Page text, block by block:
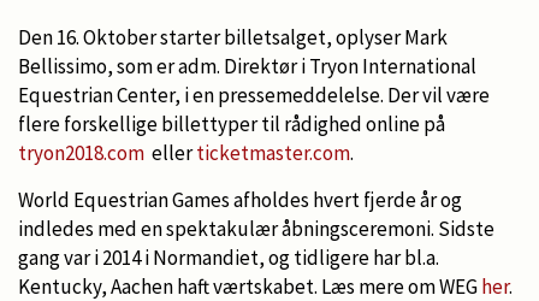
Den 16. Oktober starter billetsalget, oplyser Mark
Bellissimo, som er adm. Direktør i Tryon International
Equestrian Center, i en pressemeddelelse. Der vil være
flere forskellige billettyper til rådighed online på
tryon2018.com ellerticketmaster.com.
World Equestrian Games afholdes hvert fjerde år og
indledes med en spektakulær åbningsceremoni. Sidste
gang var i 2014 i Normandiet, og tidligere har bl.a.
Kentucky, Aachen haft værtskabet. Læs mere om WEGher.